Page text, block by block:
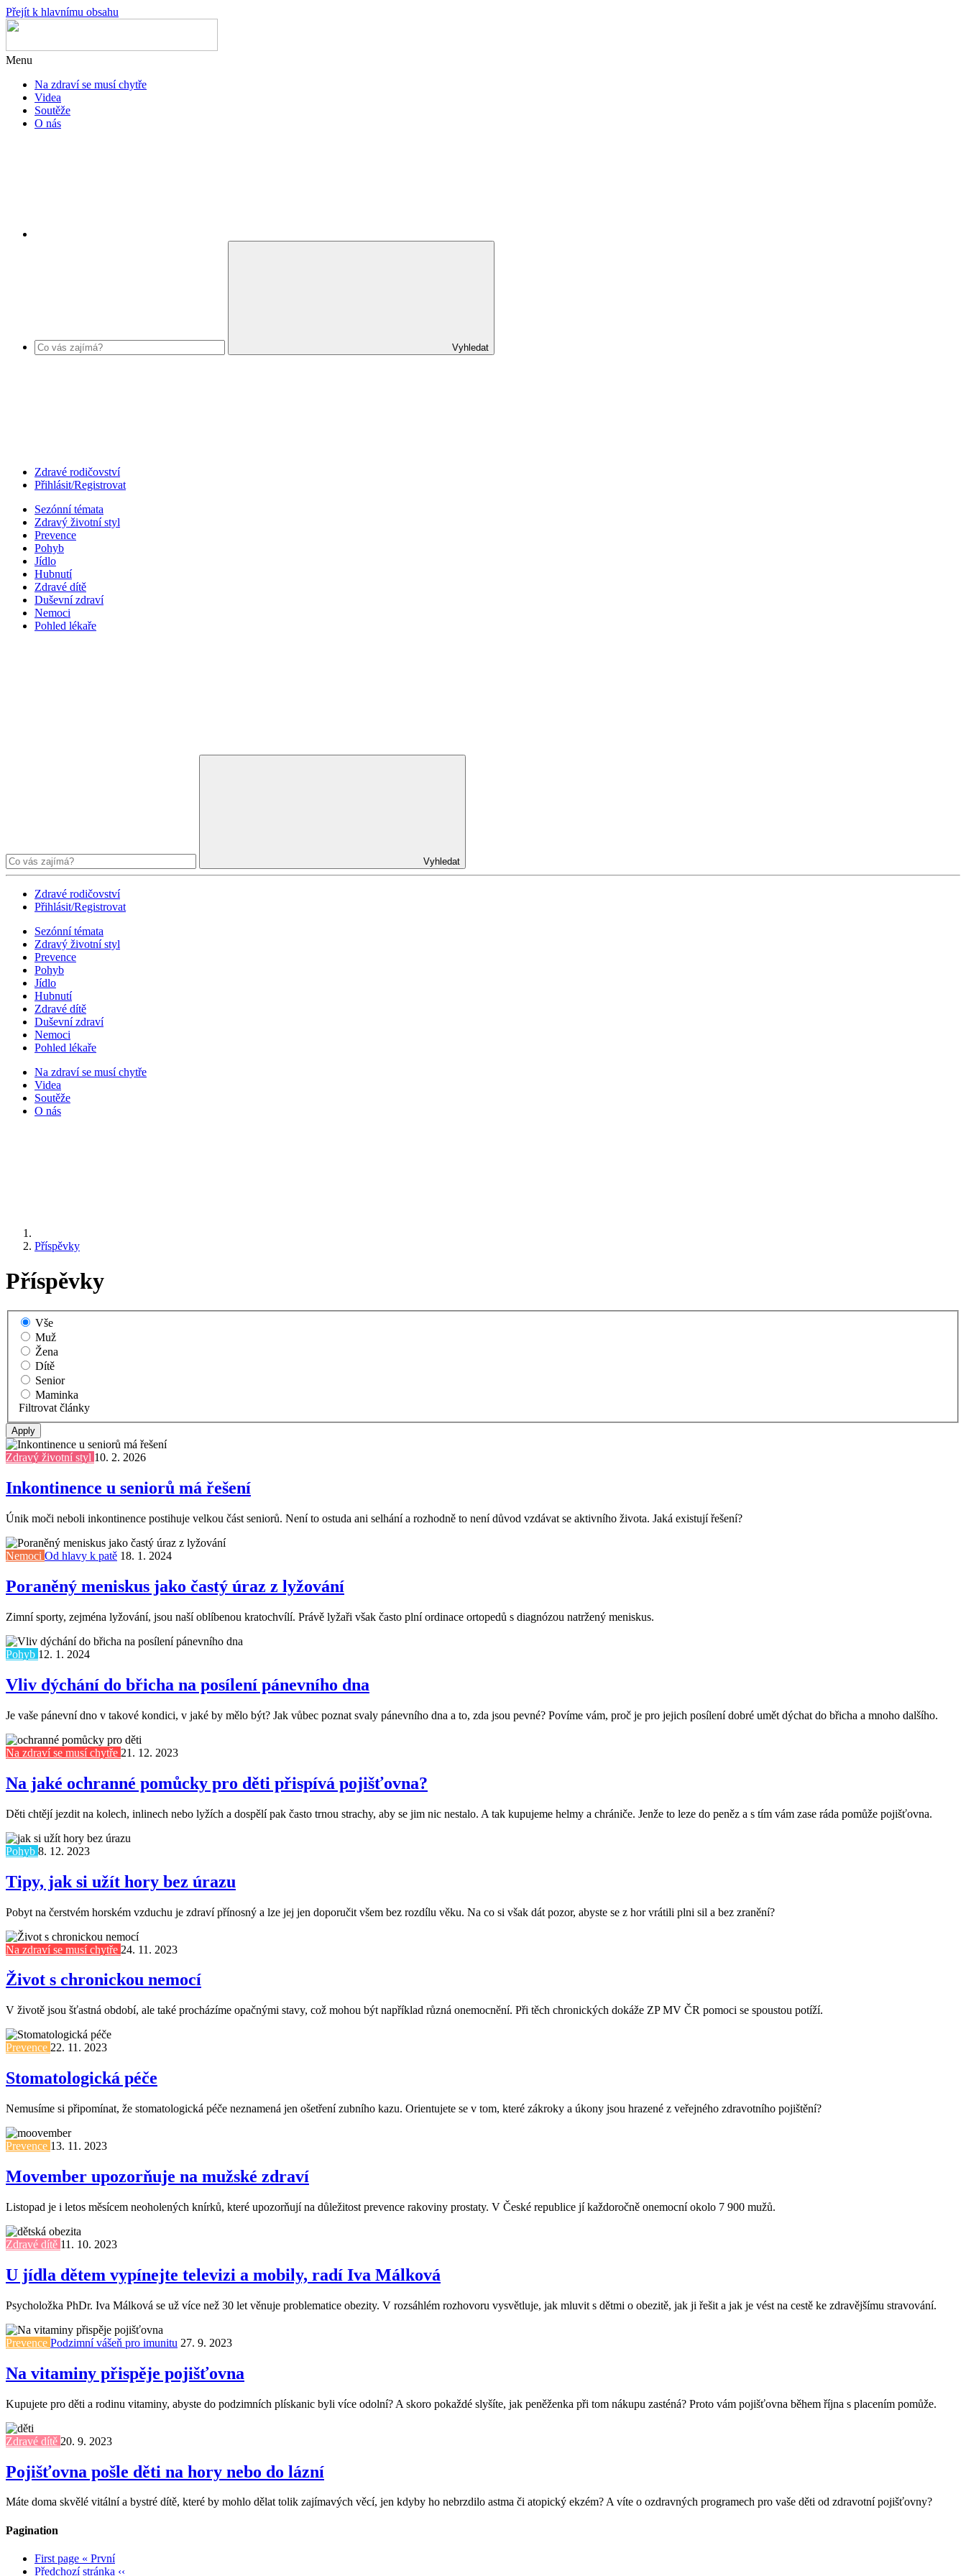
Přejít k hlavnímu obsahu
Menu
Na zdraví se musí chytře
Videa
Soutěže
O nás
Vyhledat
Zdravé rodičovství
Přihlásit/Registrovat
Sezónní témata
Zdravý životní styl
Prevence
Pohyb
Jídlo
Hubnutí
Zdravé dítě
Duševní zdraví
Nemoci
Pohled lékaře
Vyhledat
Zdravé rodičovství
Přihlásit/Registrovat
Sezónní témata
Zdravý životní styl
Prevence
Pohyb
Jídlo
Hubnutí
Zdravé dítě
Duševní zdraví
Nemoci
Pohled lékaře
Na zdraví se musí chytře
Videa
Soutěže
O nás
Příspěvky
Příspěvky
Vše
Muž
Žena
Dítě
Senior
Maminka
Filtrovat články
Zdravý životní styl 10. 2. 2026
Inkontinence u seniorů má řešení
Únik moči neboli inkontinence postihuje velkou část seniorů. Není to ostuda ani selhání a rozhodně to není důvod vzdávat se aktivního života. Jaká existují řešení?
Nemoci Od hlavy k patě 18. 1. 2024
Poraněný meniskus jako častý úraz z lyžování
Zimní sporty, zejména lyžování, jsou naší oblíbenou kratochvílí. Právě lyžaři však často plní ordinace ortopedů s diagnózou natržený meniskus.
Pohyb 12. 1. 2024
Vliv dýchání do břicha na posílení pánevního dna
Je vaše pánevní dno v takové kondici, v jaké by mělo být? Jak vůbec poznat svaly pánevního dna a to, zda jsou pevné? Povíme vám, proč je pro jejich posílení dobré umět dýchat do břicha a mnoho dalšího.
Na zdraví se musí chytře 21. 12. 2023
Na jaké ochranné pomůcky pro děti přispívá pojišťovna?
Děti chtějí jezdit na kolech, inlinech nebo lyžích a dospělí pak často trnou strachy, aby se jim nic nestalo. A tak kupujeme helmy a chrániče. Jenže to leze do peněz a s tím vám zase ráda pomůže pojišťovna.
Pohyb 8. 12. 2023
Tipy, jak si užít hory bez úrazu
Pobyt na čerstvém horském vzduchu je zdraví přínosný a lze jej jen doporučit všem bez rozdílu věku. Na co si však dát pozor, abyste se z hor vrátili plni sil a bez zranění?
Na zdraví se musí chytře 24. 11. 2023
Život s chronickou nemocí
V životě jsou šťastná období, ale také procházíme opačnými stavy, což mohou být například různá onemocnění. Při těch chronických dokáže ZP MV ČR pomoci se spoustou potíží.
Prevence 22. 11. 2023
Stomatologická péče
Nemusíme si připomínat, že stomatologická péče neznamená jen ošetření zubního kazu. Orientujete se v tom, které zákroky a úkony jsou hrazené z veřejného zdravotního pojištění?
Prevence 13. 11. 2023
Movember upozorňuje na mužské zdraví
Listopad je i letos měsícem neoholených knírků, které upozorňují na důležitost prevence rakoviny prostaty. V České republice jí každoročně onemocní okolo 7 900 mužů.
Zdravé dítě 11. 10. 2023
U jídla dětem vypínejte televizi a mobily, radí Iva Málková
Psycholožka PhDr. Iva Málková se už více než 30 let věnuje problematice obezity. V rozsáhlém rozhovoru vysvětluje, jak mluvit s dětmi o obezitě, jak ji řešit a jak je vést na cestě ke zdravějšímu stravování.
Prevence Podzimní vášeň pro imunitu 27. 9. 2023
Na vitaminy přispěje pojišťovna
Kupujete pro děti a rodinu vitaminy, abyste do podzimních plískanic byli více odolní? A skoro pokaždé slyšíte, jak peněženka při tom nákupu zasténá? Proto vám pojišťovna během října s placením pomůže.
Zdravé dítě 20. 9. 2023
Pojišťovna pošle děti na hory nebo do lázní
Máte doma skvělé vitální a bystré dítě, které by mohlo dělat tolik zajímavých věcí, jen kdyby ho nebrzdilo astma či atopický ekzém? A víte o ozdravných programech pro vaše děti od zdravotní pojišťovny?
Pagination
First page « První
Předchozí stránka ‹‹